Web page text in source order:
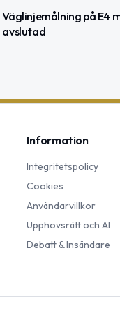
Väglinjemålning på E4
avslutad
Information
Integritetspolicy
Cookies
Användarvillkor
Upphovsrätt och AI
Debatt & Insändare